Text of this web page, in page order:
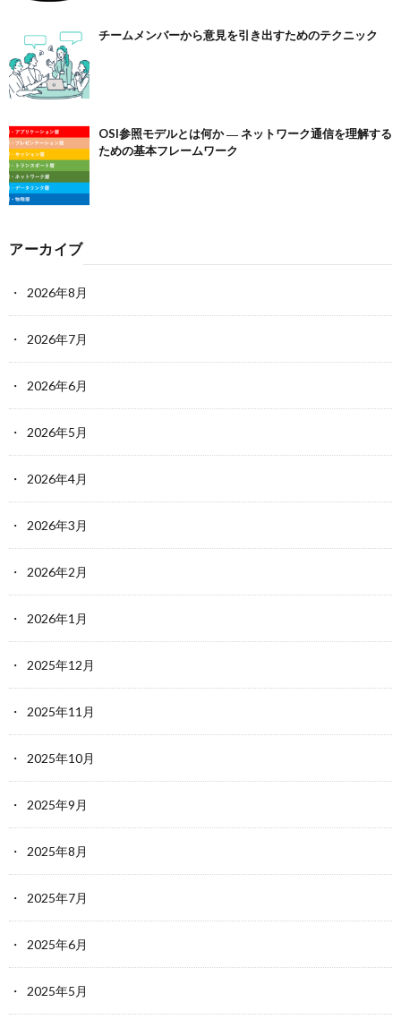
チームメンバーから意見を引き出すためのテクニック
OSI参照モデルとは何か ― ネットワーク通信を理解する
ための基本フレームワーク
アーカイブ
2026年8月
2026年7月
2026年6月
2026年5月
2026年4月
2026年3月
2026年2月
2026年1月
2025年12月
2025年11月
2025年10月
2025年9月
2025年8月
2025年7月
2025年6月
2025年5月